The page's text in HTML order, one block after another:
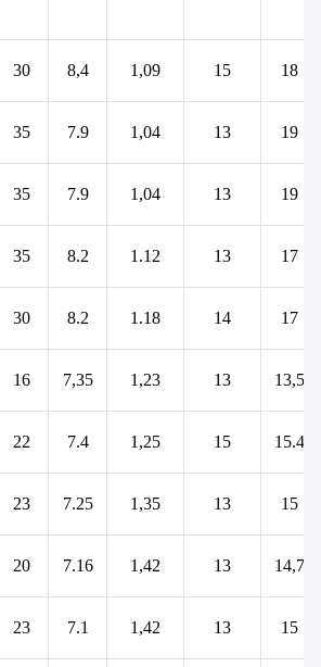
30 8,4 1,09 15 18
35 7.9 1,04 13 19
35 7.9 1,04 13 19
35 8.2 1.12 13 17
30 8.2 1.18 14 17
16 7,35 1,23 13 13,5
22 7.4 1,25 15 15.4
23 7.25 1,35 13 15
20 7.16 1,42 13 14,7
23 7.1 1,42 13 15